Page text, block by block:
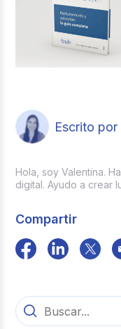
Escrito
Hola, soy Valentina.
digital. Ayudo a crear
Compartir